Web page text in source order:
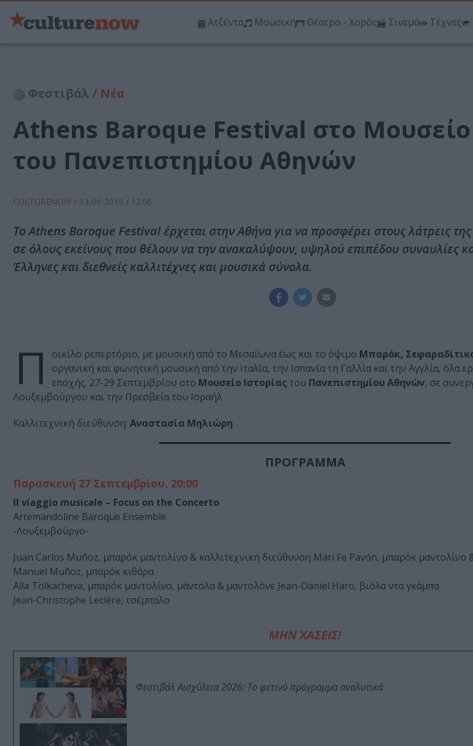
Ατζέντα Μουσική Θέατρο - Χορός Σινεμά Τέχνες
Φεστιβάλ / Νέα
Athens Baroque Festival στο Μουσείο
του Πανεπιστημίου Αθηνών
CULTURENOW / 13-09-2019 / 12:06
To Athens Baroque Festival έρχεται στην Αθήνα για να προσφέρει στους λάτρεις
σε όλους εκείνους που θέλουν να την ανακαλύψουν, υψηλού επιπέδου συναυλίες
Έλληνες και διεθνείς καλλιτέχνες και μουσικά σύνολα.
Π οικίλο ρεπερτόριο, με μουσική από το Μεσαίωνα έως και το όψιμο Μπαρόκ,
οργανική και φωνητική μουσική από την Ιταλία, την Ισπανία τη Γαλλία και την Αγγλία, όλα
εποχής. 27-29 Σεπτεμβρίου στο Μουσείο Ιστορίας του Πανεπιστημίου Αθηνών, σε
Λουξεμβούργου και την Πρεσβεία του Ισραήλ
Καλλιτεχνική διεύθυνση: Αναστασία Μηλιώρη
ΠΡΟΓΡΑΜΜΑ
Παρασκευή 27 Σεπτεμβρίου, 20:00
Il viaggio musicale – Focus on the Concerto
Artemandoline Baroque Ensemble
-Λουξεμβούργο-
Juan Carlos Muñoz, μπαρόκ μαντολίνο & καλλιτεχνική διεύθυνση Mari Fe Pavón, μπαρόκ μαντολίνο
Manuel Muñoz, μπαρόκ κιθάρα
Alla Tolkacheva, μπαρόκ μαντολίνο, μάντολα & μαντολόνε Jean-Daniel Haro, βιόλα ντα γκάμπα
Jean-Christophe Leclère, τσέμπαλο
ΜΗΝ ΧΑΣΕΙΣ!
Φεστιβάλ Αισχύλεια 2026: Το φετινό πρόγραμμα αναλυτικά